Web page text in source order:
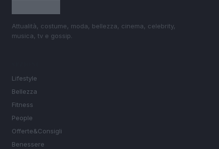
Attualità, costume, moda, bellezza, cinema, celebrity,
musica, tv e gossip.
Lifestyle
Bellezza
Fitness
People
Offerte&Consigli
Benessere